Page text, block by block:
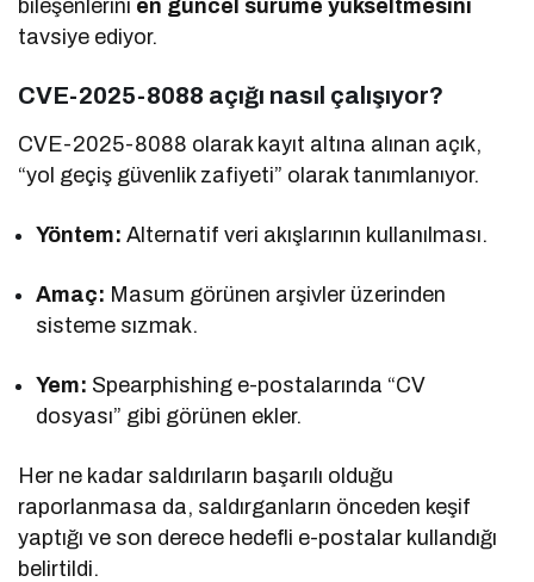
bileşenlerini en güncel sürüme yükseltmesini
tavsiye ediyor.
CVE-2025-8088 açığı nasıl çalışıyor?
CVE-2025-8088 olarak kayıt altına alınan açık,
“yol geçiş güvenlik zafiyeti” olarak tanımlanıyor.
Yöntem: Alternatif veri akışlarının kullanılması.
Amaç: Masum görünen arşivler üzerinden
sisteme sızmak.
Yem: Spearphishing e-postalarında “CV
dosyası” gibi görünen ekler.
Her ne kadar saldırıların başarılı olduğu
raporlanmasa da, saldırganların önceden keşif
yaptığı ve son derece hedefli e-postalar kullandığı
belirtildi.